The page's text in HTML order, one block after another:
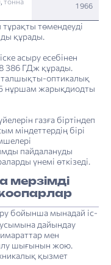
1 966
төмендеуді
ды құрады.
асыру есебінен
386 ГДж құрады.
талшықты-оптикалық
нұршам жарықдиодты
газға біртіндеп
міндеттердің бірі
пайдалануды
үнемі өткізеді.
мерзімді
бойынша мынадай іс-
дайындау
мен
шығынын жою.
қызмет